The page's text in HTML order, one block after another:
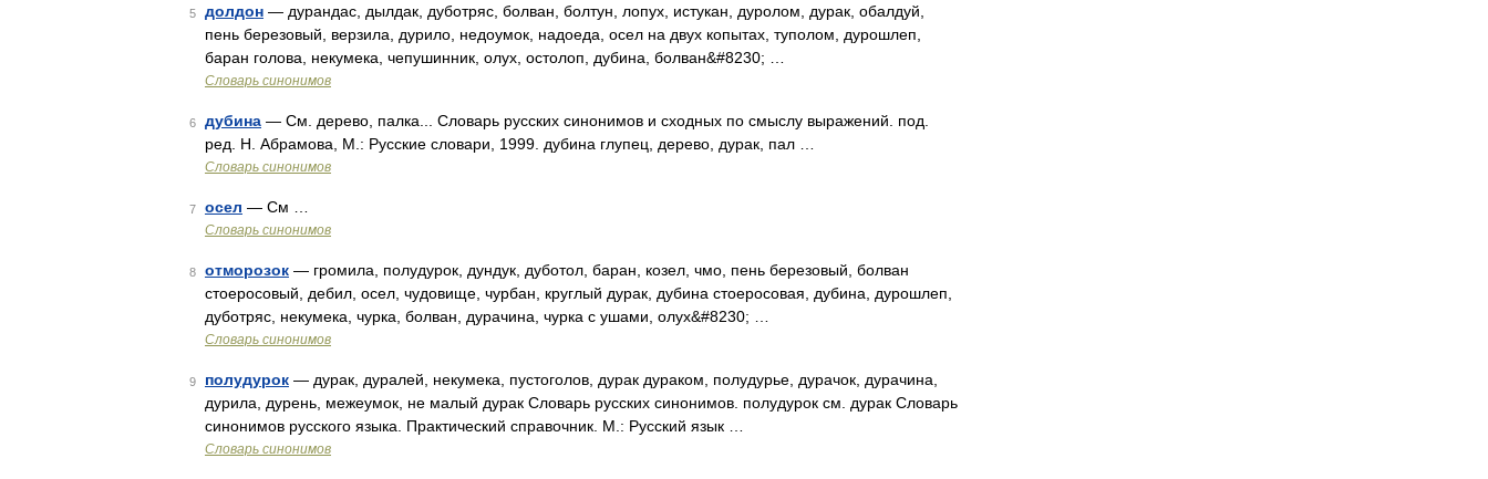
5 долдон — дурандас, дылдак, дуботряс, болван, болтун, лопух, истукан, дуролом, дурак, обалдуй,
пень березовый, верзила, дурило, недоумок, надоеда, осел на двух копытах, туполом, дурошлеп,
баран голова, некумека, чепушинник, олух, остолоп, дубина, болван&#8230; …
Словарь синонимов
6 дубина — См. дерево, палка... Словарь русских синонимов и сходных по смыслу выражений. под.
ред. Н. Абрамова, М.: Русские словари, 1999. дубина глупец, дерево, дурак, пал …
Словарь синонимов
7 осел — См …
Словарь синонимов
8 отморозок — громила, полудурок, дундук, дуботол, баран, козел, чмо, пень березовый, болван
стоеросовый, дебил, осел, чудовище, чурбан, круглый дурак, дубина стоеросовая, дубина, дурошлеп,
дуботряс, некумека, чурка, болван, дурачина, чурка с ушами, олух&#8230; …
Словарь синонимов
9 полудурок — дурак, дуралей, некумека, пустоголов, дурак дураком, полудурье, дурачок, дурачина,
дурила, дурень, межеумок, не малый дурак Словарь русских синонимов. полудурок см. дурак Словарь
синонимов русского языка. Практический справочник. М.: Русский язык …
Словарь синонимов